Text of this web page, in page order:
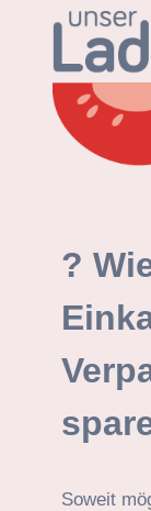
springen
?
Soweit